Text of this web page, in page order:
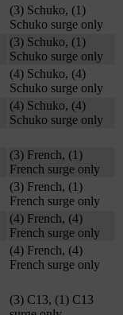
(3) Schuko, (1)
Schuko surge only
(3) Schuko, (1)
Schuko surge only
(4) Schuko, (4)
Schuko surge only
(4) Schuko, (4)
Schuko surge only
(3) French, (1)
French surge only
(3) French, (1)
French surge only
(4) French, (4)
French surge only
(4) French, (4)
French surge only
(3) C13, (1) C13